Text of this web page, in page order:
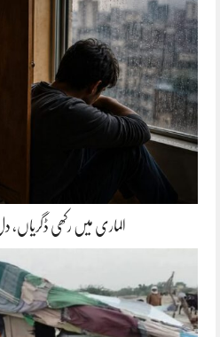
الماری میں رکھی